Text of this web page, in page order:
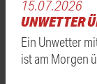
15.07.2026
UNWETTER
Ein Unwetter
ist am Morgen